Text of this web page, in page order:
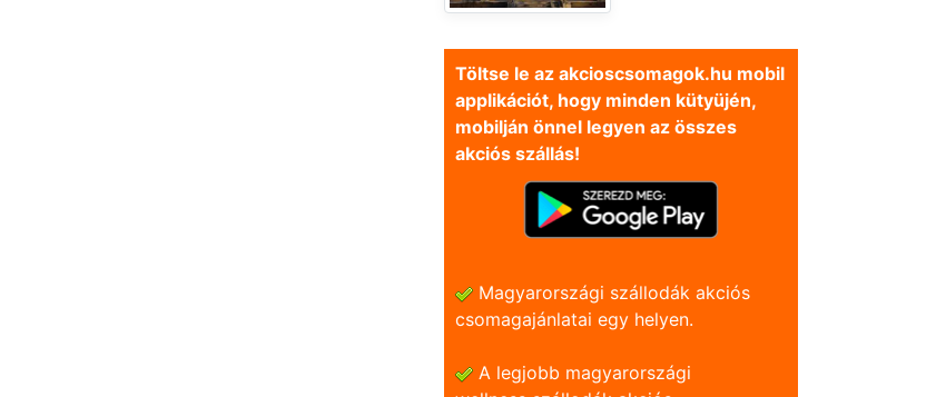
Töltse le az akcioscsomagok.hu mobil
applikációt, hogy minden kütyüjén,
mobilján önnel legyen az összes
akciós szállás!
Magyarországi szállodák akciós
csomagajánlatai egy helyen.
A legjobb magyarországi